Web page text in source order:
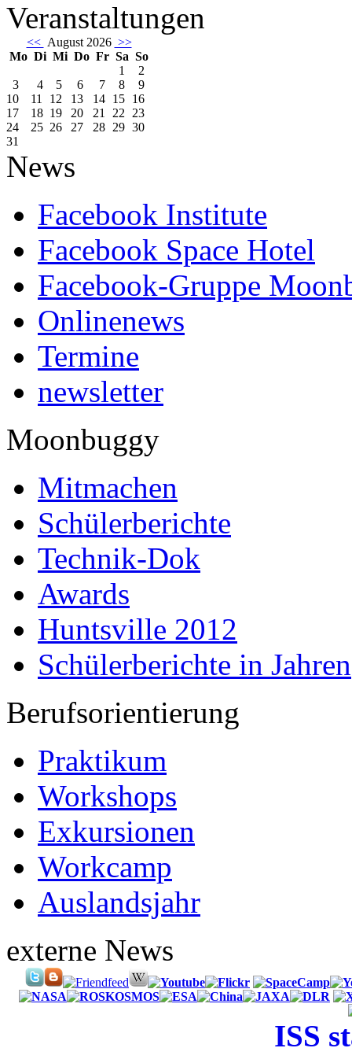
Veranstaltungen
<< August 2026 >>
Mo Di Mi Do Fr Sa So
1
2
3
4 5 6 7 8
9
10
11 12 13 14 15 16
17
18 19 20 21 22 23
24
25 26 27 28 29 30
31
News
Facebook Institute
Facebook Space Hotel
Facebook-Gruppe
Onlinenews
Termine
newsletter
Moonbuggy
Mitmachen
Schülerberichte
Technik-Dok
Awards
Huntsville 2012
Schülerberichte in Jahren
Berufsorientierung
Praktikum
Workshops
Exkursionen
Workcamp
Auslandsjahr
externe News
ISS